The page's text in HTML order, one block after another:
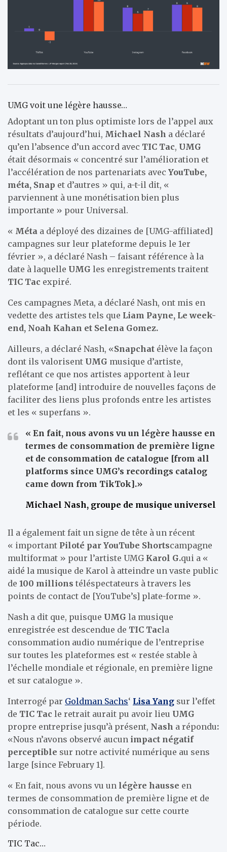
UMG voit une légère hausse…
Adoptant un ton plus optimiste lors de l’appel aux
résultats d’aujourd’hui, Michael Nash a déclaré
qu’en l’absence d’un accord avec TIC Tac, UMG
était désormais « concentré sur l’amélioration et
l’accélération de nos partenariats avec YouTube,
méta, Snap et d’autres » qui, a-t-il dit, «
parviennent à une monétisation bien plus
importante » pour Universal.
« Méta a déployé des dizaines de [UMG-affiliated]
campagnes sur leur plateforme depuis le 1er
février », a déclaré Nash – faisant référence à la
date à laquelle UMG les enregistrements traitent
TIC Tac expiré.
Ces campagnes Meta, a déclaré Nash, ont mis en
vedette des artistes tels que Liam Payne, Le week-
end, Noah Kahan et Selena Gomez.
Ailleurs, a déclaré Nash, «Snapchat élève la façon
dont ils valorisent UMG musique d’artiste,
reflétant ce que nos artistes apportent à leur
plateforme [and] introduire de nouvelles façons de
faciliter des liens plus profonds entre les artistes
et les « superfans ».
« En fait, nous avons vu un légère hausse en
termes de consommation de première ligne
et de consommation de catalogue [from all
platforms since UMG’s recordings catalog
came down from TikTok].»
Michael Nash, groupe de musique universel
Il a également fait un signe de tête à un récent
« important Piloté par YouTube Shortscampagne
multiformat » pour l’artiste UMG Karol G.qui a «
aidé la musique de Karol à atteindre un vaste public
de 100 millions téléspectateurs à travers les
points de contact de [YouTube’s] plate-forme ».
Nash a dit que, puisque UMG la musique
enregistrée est descendue de TIC Tacla
consommation audio numérique de l’entreprise
sur toutes les plateformes est « restée stable à
l’échelle mondiale et régionale, en première ligne
et sur catalogue ».
Interrogé par Goldman Sachs‘ Lisa Yang sur l’effet
de TIC Tac le retrait aurait pu avoir lieu UMG
propre entreprise jusqu’à présent, Nash a répondu:
«Nous n’avons observé aucun impact négatif
perceptible sur notre activité numérique au sens
large [since February 1].
« En fait, nous avons vu un légère hausse en
termes de consommation de première ligne et de
consommation de catalogue sur cette courte
période.
TIC Tac…